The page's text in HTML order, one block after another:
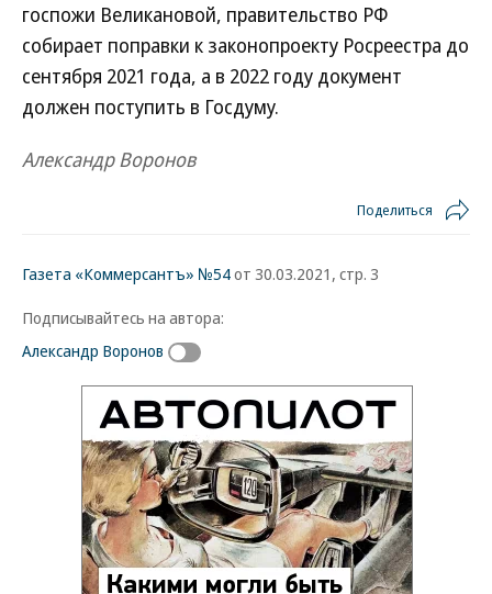
госпожи Великановой, правительство РФ
собирает поправки к законопроекту Росреестра до
сентября 2021 года, а в 2022 году документ
должен поступить в Госдуму.
Александр Воронов
Поделиться
Газета «Коммерсантъ» №54от 30.03.2021, стр. 3
Подписывайтесь на автора:
Александр Воронов